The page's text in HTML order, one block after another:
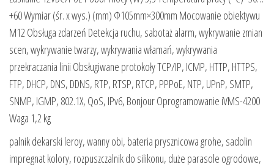
+60 Wymiar (śr. x wys.) (mm) Φ105mm×300mm Mocowanie obiektywu
M12 Obsługa zdarzeń Detekcja ruchu, sabotaż alarm, wykrywanie zmian
scen, wykrywanie twarzy, wykrywania włamań, wykrywania
przekraczania linii Obsługiwane protokoły TCP/IP, ICMP, HTTP, HTTPS,
FTP, DHCP, DNS, DDNS, RTP, RTSP, RTCP, PPPoE, NTP, UPnP, SMTP,
SNMP, IGMP, 802.1X, QoS, IPv6, Bonjour Oprogramowanie iVMS-4200
Waga 1,2 kg
palnik dekarski leroy, wanny obi, bateria prysznicowa grohe, sadolin
impregnat kolory, rozpuszczalnik do silikonu, duże parasole ogrodowe,